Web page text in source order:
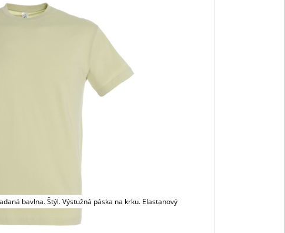
bavlna. Štýl. Výstužná páska na krku. Elastanový